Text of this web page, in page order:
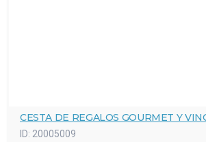
CESTA DE REGALOS GOURMET Y
ID: 20005009